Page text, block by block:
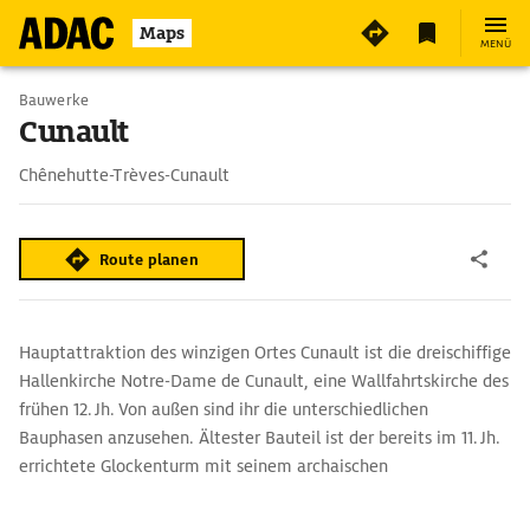
Maps MENÜ
Bauwerke
Cunault
Chênehutte-Trèves-Cunault
Route planen
Hauptattraktion des winzigen Ortes Cunault ist die dreischiffige
Hallenkirche Notre-Dame de Cu­nault, eine Wallfahrtskirche des
frühen 12. Jh. Von außen sind ihr die unterschiedlichen
Bauphasen anzusehen. Ältester Bauteil ist der bereits im 11. Jh.
errichtete Glockenturm mit seinem archaischen